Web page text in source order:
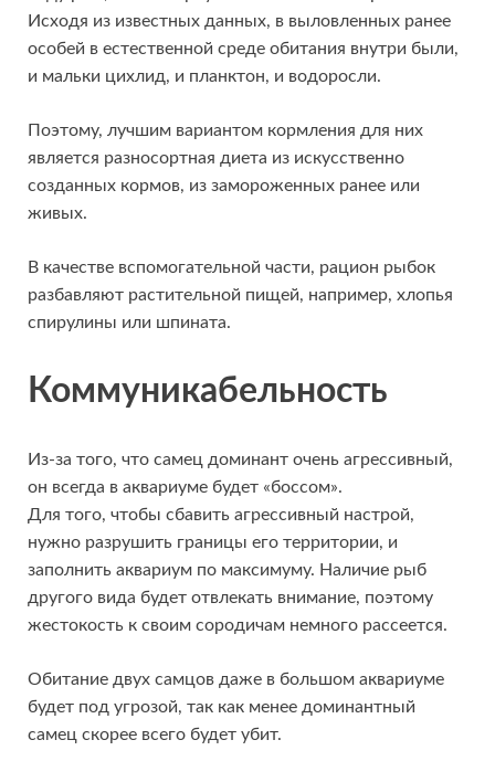
Исходя из известных данных, в выловленных ранее
особей в естественной среде обитания внутри были,
и мальки цихлид, и планктон, и водоросли.
Поэтому, лучшим вариантом кормления для них
является разносортная диета из искусственно
созданных кормов, из замороженных ранее или
живых.
В качестве вспомогательной части, рацион рыбок
разбавляют растительной пищей, например, хлопья
спирулины или шпината.
Коммуникабельность
Из-за того, что самец доминант очень агрессивный,
он всегда в аквариуме будет «боссом».
Для того, чтобы сбавить агрессивный настрой,
нужно разрушить границы его территории, и
заполнить аквариум по максимуму. Наличие рыб
другого вида будет отвлекать внимание, поэтому
жестокость к своим сородичам немного рассеется.
Обитание двух самцов даже в большом аквариуме
будет под угрозой, так как менее доминантный
самец скорее всего будет убит.